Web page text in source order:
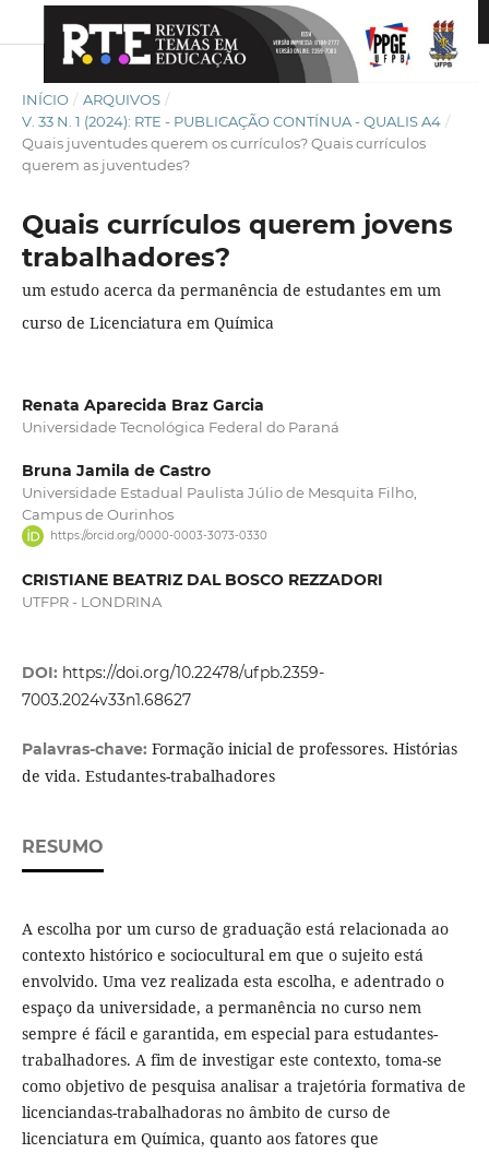
INÍCIO / ARQUIVOS /
V. 33 N. 1 (2024): RTE - PUBLICAÇÃO CONTÍNUA - QUALIS A4 /
Quais juventudes querem os currículos? Quais currículos
querem as juventudes?
Quais currículos querem jovens
trabalhadores?
um estudo acerca da permanência de estudantes em um
curso de Licenciatura em Química
Renata Aparecida Braz Garcia
Universidade Tecnológica Federal do Paraná
Bruna Jamila de Castro
Universidade Estadual Paulista Júlio de Mesquita Filho,
Campus de Ourinhos
https://orcid.org/0000-0003-3073-0330
CRISTIANE BEATRIZ DAL BOSCO REZZADORI
UTFPR - LONDRINA
DOI: https://doi.org/10.22478/ufpb.2359-
7003.2024v33n1.68627
Palavras-chave: Formação inicial de professores. Histórias
de vida. Estudantes-trabalhadores
RESUMO
A escolha por um curso de graduação está relacionada ao
contexto histórico e sociocultural em que o sujeito está
envolvido. Uma vez realizada esta escolha, e adentrado o
espaço da universidade, a permanência no curso nem
sempre é fácil e garantida, em especial para estudantes-
trabalhadores. A fim de investigar este contexto, toma-se
como objetivo de pesquisa analisar a trajetória formativa de
licenciandas-trabalhadoras no âmbito de curso de
licenciatura em Química, quanto aos fatores que